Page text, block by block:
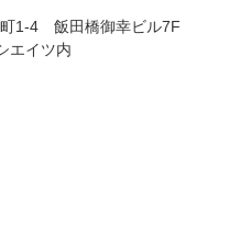
1-4 飯田橋御幸ビル7F
エイツ内